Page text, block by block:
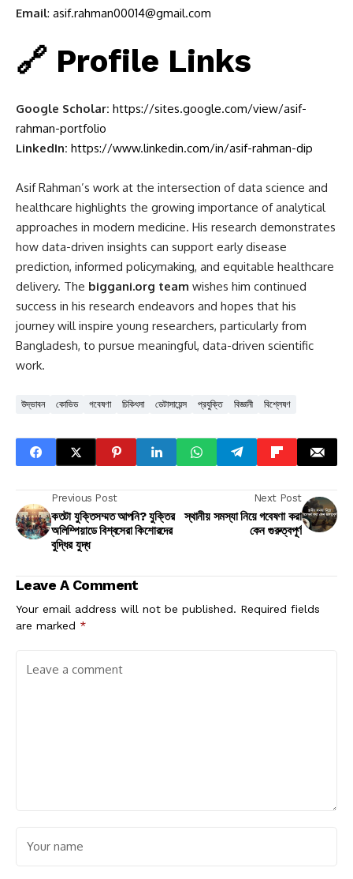
Email: asif.rahman00014@gmail.com
🔗 Profile Links
Google Scholar: https://sites.google.com/view/asif-
rahman-portfolio
LinkedIn: https://www.linkedin.com/in/asif-rahman-dip
Asif Rahman’s work at the intersection of data science and
healthcare highlights the growing importance of analytical
approaches in modern medicine. His research demonstrates
how data-driven insights can support early disease
prediction, informed policymaking, and equitable healthcare
delivery. The biggani.org team wishes him continued
success in his research endeavors and hopes that his
journey will inspire young researchers, particularly from
Bangladesh, to pursue meaningful, data-driven scientific
work.
উদ্ভাবন কোভিড গবেষণা চিকিৎসা ডেটাসায়েন্স প্রযুক্তি বিজ্ঞানী বিশ্লেষণ
Previous Post
কতটা যুক্তিসম্মত আপনি? যুক্তির
অলিম্পিয়াডে বিশ্বসেরা কিশোরদের
বুদ্ধির যুদ্ধ
Next Post
স্থানীয় সমস্যা নিয়ে গবেষণা করা
কেন গুরুত্বপূর্ণ
Leave A Comment
Your email address will not be published. Required fields
are marked *